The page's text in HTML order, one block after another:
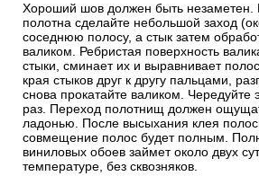
Хороший шов должен быть незаметен.
полотна сделайте небольшой заход
соседнюю полосу, а стык затем
валиком. Ребристая поверхность
стыки, сминает их и выравнивает
края стыков друг к другу пальцами,
снова прокатайте валиком. Чередуйте
раз. Переход полотнищ должен
ладонью. После высыхания клея
совмещение полос будет полным.
виниловых обоев займет около двух
температуре, без сквозняков.